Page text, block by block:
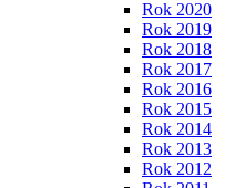
Rok 2020
Rok 2019
Rok 2018
Rok 2017
Rok 2016
Rok 2015
Rok 2014
Rok 2013
Rok 2012